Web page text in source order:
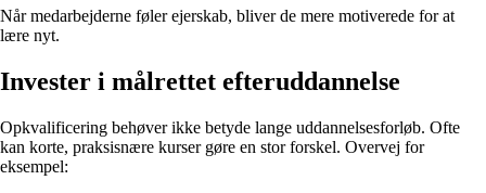
Når medarbejderne føler ejerskab, bliver de mere motiverede for at
lære nyt.
Invester i målrettet efteruddannelse
Opkvalificering behøver ikke betyde lange uddannelsesforløb. Ofte
kan korte, praksisnære kurser gøre en stor forskel. Overvej for
eksempel: